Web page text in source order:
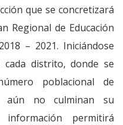
que se concretizará
Regional de Educación
– 2021. Iniciándose
cada distrito, donde se
poblacional de
aún no culminan su
información permitirá